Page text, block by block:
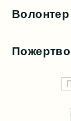
Волонтер